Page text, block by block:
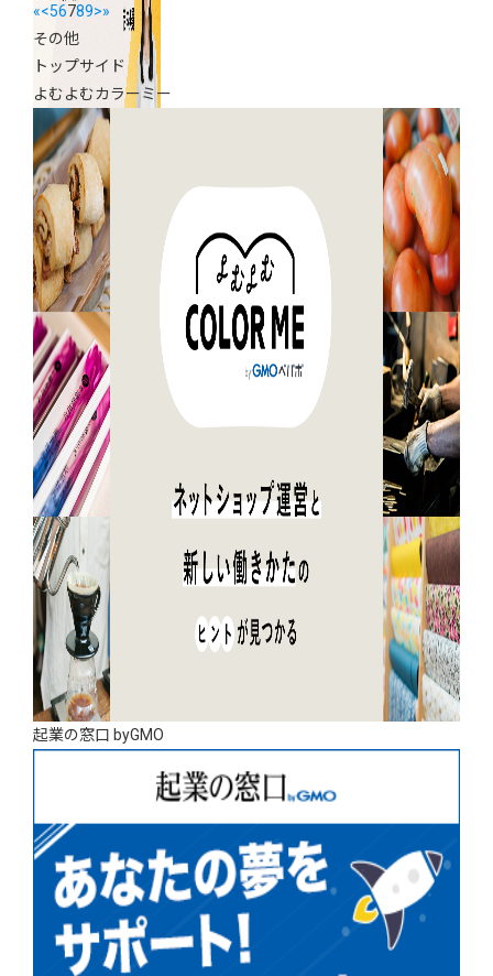
«<56789>»
その他
トップサイド
よむよむカラーミー
起業の窓口 byGMO